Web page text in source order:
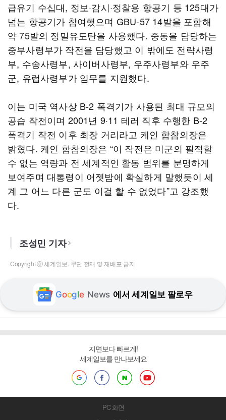
급유기 수십대, 정보·감시·정찰용 항공기 등 125대가
넘는 항공기가 참여했으며 GBU-57 14발을 포함해
약 75발의 정밀유도탄을 사용했다. 중동을 담당하는
중부사령부가 작전을 담당했고 이 밖에도 전략사령
부, 수송사령부, 사이버사령부, 우주사령부와 우주
군, 유럽사령부가 임무를 지원했다.
이는 미국 역사상 B-2 폭격기가 사용된 최대 규모의
공습 작전이며 2001년 9·11 테러 직후 수행한 B-2
폭격기 작전 이후 최장 거리라고 케인 합참의장은
밝혔다. 케인 합참의장은 “이 작전은 미군의 필적할
수 없는 역량과 전 세계적인 활동 범위를 분명하게
보여주며 대통령이 어젯밤에 확실하게 말했듯이 세
계 그 어느 다른 군도 이걸 할 수 없었다”고 강조했
다.
조성민 기자
Copyright ⓒ 세계일보. 무단 전재 및 재배포 금지
Google News 에서 세계일보 팔로우
지면보다 빠르게!
세계일보를 만나보세요
PC 화면